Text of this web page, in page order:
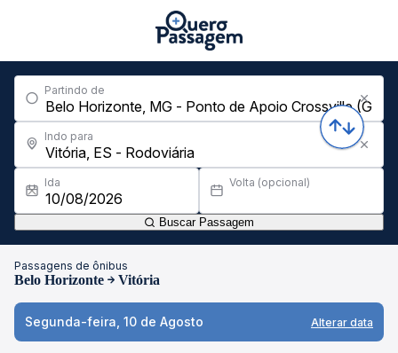
Partindo de
Indo para
Ida Volta (opcional)
Buscar Passagem
Passagens de ônibus
Belo Horizonte Vitória
Segunda-feira, 10 de Agosto Alterar data